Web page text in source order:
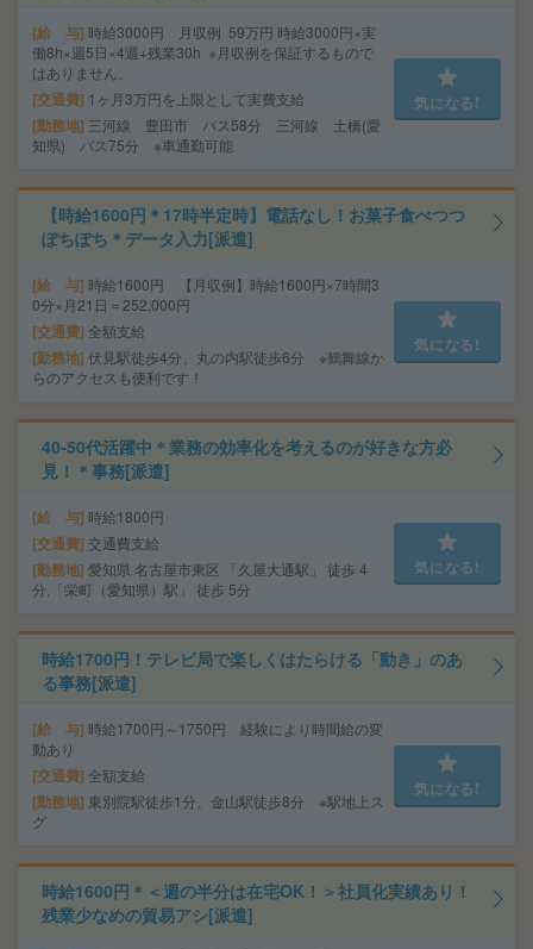
給 与 時給3000円 月収例 59万円 時給3000円×実
働8h×週5日×4週+残業30h ※月収例を保証するもので
はありません。
交通費 1ヶ月3万円を上限として実費支給
勤務地 三河線 豊田市 バス58分 三河線 土橋(愛
知県) バス75分 ※車通勤可能
気になる!
【時給1600円＊17時半定時】電話なし！お菓子食べつつ
ぽちぽち＊データ入力[派遣]
給 与 時給1600円 【月収例】時給1600円×7時間3
0分×月21日＝252,000円
交通費 全額支給
勤務地 伏見駅徒歩4分、丸の内駅徒歩6分 ※鶴舞線か
らのアクセスも便利です！
気になる!
40-50代活躍中＊業務の効率化を考えるのが好きな方必
見！＊事務[派遣]
給 与 時給1800円
交通費 交通費支給
勤務地 愛知県 名古屋市東区 「久屋大通駅」 徒歩 4
分,「栄町（愛知県）駅」 徒歩 5分
気になる!
時給1700円！テレビ局で楽しくはたらける「動き」のあ
る事務[派遣]
給 与 時給1700円～1750円 経験により時間給の変
動あり
交通費 全額支給
勤務地 東別院駅徒歩1分、金山駅徒歩8分 ※駅地上ス
グ
気になる!
時給1600円＊＜週の半分は在宅OK！＞社員化実績あり！
残業少なめの貿易アシ[派遣]